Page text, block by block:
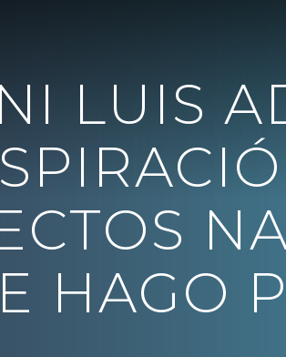
LUIS
HAGO